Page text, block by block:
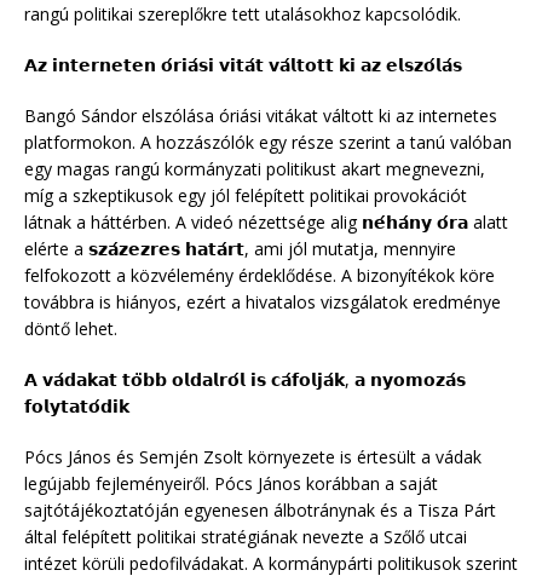
rangú politikai szereplőkre tett utalásokhoz kapcsolódik.
𝗔𝘇 𝗶𝗻𝘁𝗲𝗿𝗻𝗲𝘁𝗲𝗻 𝗼́𝗿𝗶𝗮́𝘀𝗶 𝘃𝗶𝘁𝗮́𝘁 𝘃𝗮́𝗹𝘁𝗼𝘁𝘁 𝗸𝗶 𝗮𝘇 𝗲𝗹𝘀𝘇𝗼́𝗹𝗮́𝘀
Bangó Sándor elszólása óriási vitákat váltott ki az internetes
platformokon. A hozzászólók egy része szerint a tanú valóban
egy magas rangú kormányzati politikust akart megnevezni,
míg a szkeptikusok egy jól felépített politikai provokációt
látnak a háttérben. A videó nézettsége alig 𝗻𝗲́𝗵𝗮́𝗻𝘆 𝗼́𝗿𝗮 alatt
elérte a 𝘀𝘇𝗮́𝘇𝗲𝘇𝗿𝗲𝘀 𝗵𝗮𝘁𝗮́𝗿𝘁, ami jól mutatja, mennyire
felfokozott a közvélemény érdeklődése. A bizonyítékok köre
továbbra is hiányos, ezért a hivatalos vizsgálatok eredménye
döntő lehet.
𝗔 𝘃𝗮́𝗱𝗮𝗸𝗮𝘁 𝘁𝗼̈𝗯𝗯 𝗼𝗹𝗱𝗮𝗹𝗿𝗼́𝗹 𝗶𝘀 𝗰𝗮́𝗳𝗼𝗹𝗷𝗮́𝗸, 𝗮 𝗻𝘆𝗼𝗺𝗼𝘇𝗮́𝘀
𝗳𝗼𝗹𝘆𝘁𝗮𝘁𝗼́𝗱𝗶𝗸
Pócs János és Semjén Zsolt környezete is értesült a vádak
legújabb fejleményeiről. Pócs János korábban a saját
sajtótájékoztatóján egyenesen álbotránynak és a Tisza Párt
által felépített politikai stratégiának nevezte a Szőlő utcai
intézet körüli pedofilvádakat. A kormánypárti politikusok szerint